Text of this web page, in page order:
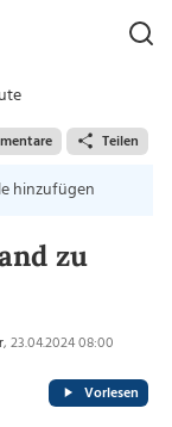
Teilen
hinzufügen
zu
, 23.04.2024 08:00
Vorlesen